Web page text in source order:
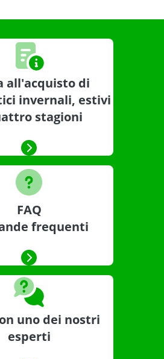
all'acquisto di
invernali, estivi
stagioni
FAQ
frequenti
uno dei nostri
esperti